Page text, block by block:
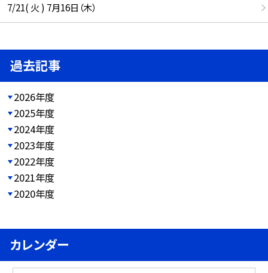
7/21( 火 ) 7月16日（木）
過去記事
2026年度
2025年度
2024年度
2023年度
2022年度
2021年度
2020年度
カレンダー